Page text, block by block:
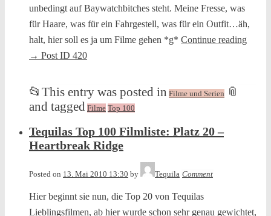
unbedingt auf Baywatchbitches steht. Meine Fresse, was
für Haare, was für ein Fahrgestell, was für ein Outfit…äh,
halt, hier soll es ja um Filme gehen *g* Continue reading
→ Post ID 420
📂 This entry was posted in Filme und Serien 📎
and tagged Filme Top 100
Tequilas Top 100 Filmliste: Platz 20 –
Heartbreak Ridge
Posted on 13. Mai 2010 13:30 by Tequila Comment
Hier beginnt sie nun, die Top 20 von Tequilas
Lieblingsfilmen, ab hier wurde schon sehr genau gewichtet,